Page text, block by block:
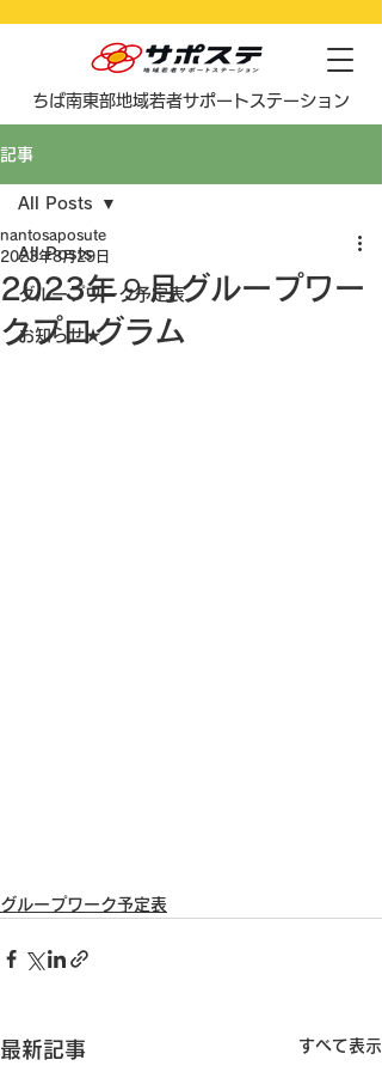
​ちば南東部地域若者サポートステーション
記事
All Posts
グループワーク予定表
お知らせ★
All Posts
2023年９月グループワー
クプログラム
nantosaposute
2023年8月29日
グループワーク予定表
最新記事 すべて表示